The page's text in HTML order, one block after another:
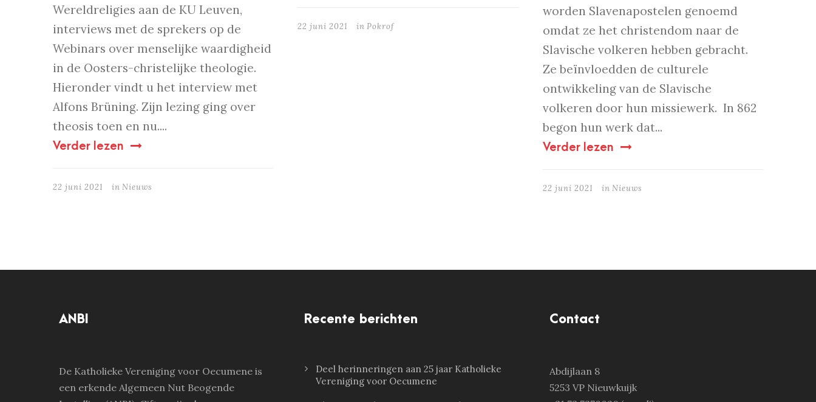
Wereldreligies aan de KU Leuven,
interviews met de sprekers op de
Webinars over menselijke waardigheid
in de Oosters-christelijke theologie.
Hieronder vindt u het interview met
Alfons Brüning. Zijn lezing ging over
theosis toen en nu....
Verder lezen
22 juni 2021 in Nieuws
22 juni 2021 in Pokrof
worden Slavenapostelen genoemd
omdat ze het christendom naar de
Slavische volkeren hebben gebracht.
Ze beïnvloedden de culturele
ontwikkeling van de Slavische
volkeren door hun missiewerk. In 862
begon hun werk dat...
Verder lezen
22 juni 2021 in Nieuws
ANBI
De Katholieke Vereniging voor Oecumene is
een erkende Algemeen Nut Beogende
Recente berichten
Deel herinneringen aan 25 jaar Katholieke
Vereniging voor Oecumene
Contact
Abdijlaan 8
5253 VP Nieuwkuijk